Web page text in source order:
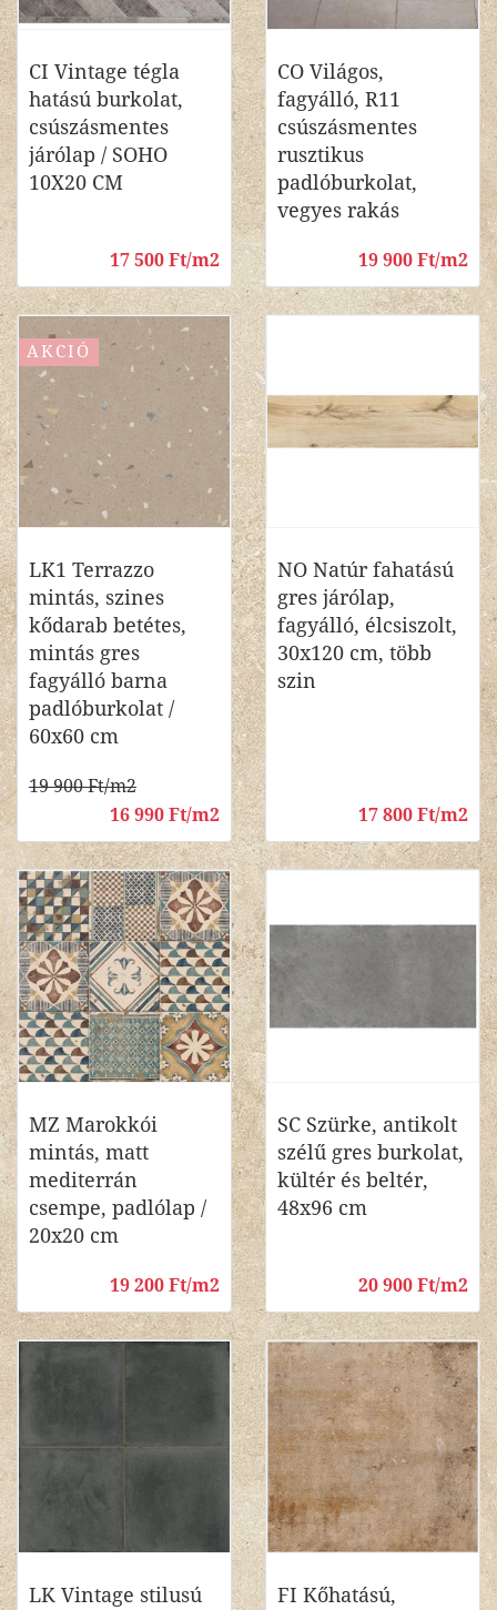
CI Vintage tégla
hatású burkolat,
csúszásmentes
járólap / SOHO
10X20 CM
17 500 Ft/m2
CO Világos,
fagyálló, R11
csúszásmentes
rusztikus
padlóburkolat,
vegyes rakás
19 900 Ft/m2
AKCIÓ
LK1 Terrazzo
mintás, szines
kődarab betétes,
mintás gres
fagyálló barna
padlóburkolat /
60x60 cm
19 900 Ft/m2
16 990 Ft/m2
NO Natúr fahatású
gres járólap,
fagyálló, élcsiszolt,
30x120 cm, több
szin
17 800 Ft/m2
MZ Marokkói
mintás, matt
mediterrán
csempe, padlólap /
20x20 cm
19 200 Ft/m2
SC Szürke, antikolt
szélű gres burkolat,
kültér és beltér,
48x96 cm
20 900 Ft/m2
LK Vintage stilusú
FI Kőhatású,